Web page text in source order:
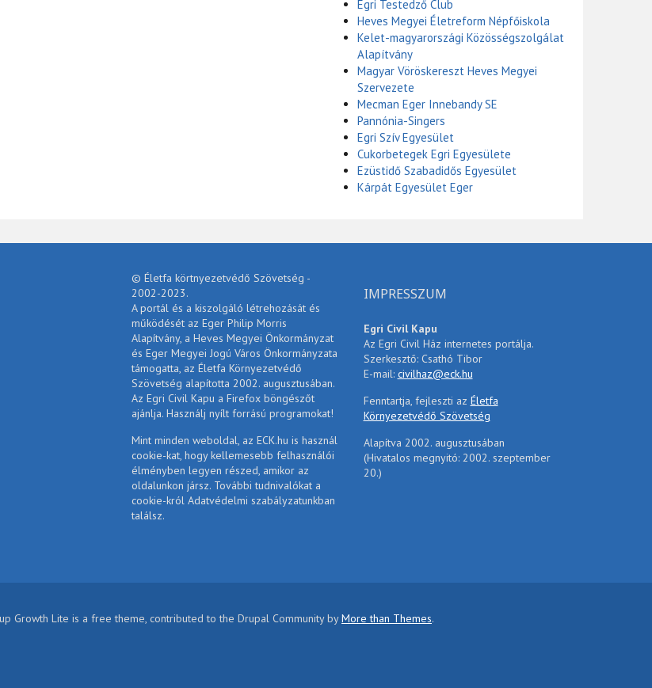
Egri Testedző Club
Heves Megyei Életreform Népfőiskola
Kelet-magyarországi Közösségszolgálat
Alapítvány
Magyar Vöröskereszt Heves Megyei
Szervezete
Mecman Eger Innebandy SE
Pannónia-Singers
Egri Szív Egyesület
Cukorbetegek Egri Egyesülete
Ezüstidő Szabadidős Egyesület
Kárpát Egyesület Eger
© Életfa körtnyezetvédő Szövetség -
2002-2023.
A portál és a kiszolgáló létrehozását és
működését az Eger Philip Morris
Alapítvány, a Heves Megyei Önkormányzat
és Eger Megyei Jogú Város Önkormányzata
támogatta, az Életfa Környezetvédő
Szövetség alapította 2002. augusztusában.
Az Egri Civil Kapu a Firefox böngészőt
ajánlja. Használj nyílt forrású programokat!
Mint minden weboldal, az ECK.hu is használ
cookie-kat, hogy kellemesebb felhasználói
élményben legyen részed, amikor az
oldalunkon jársz. További tudnivalókat a
cookie-król Adatvédelmi szabályzatunkban
találsz.
IMPRESSZUM
Egri Civil Kapu
Az Egri Civil Ház internetes portálja.
Szerkesztő: Csathó Tibor
E-mail: civilhaz@eck.hu
Fenntartja, fejleszti az Életfa
Környezetvédő Szövetség
Alapítva 2002. augusztusában
(Hivatalos megnyitó: 2002. szeptember
20.)
Growth Lite is a free theme, contributed to the Drupal Community byMore than Themes.